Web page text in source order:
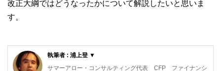
改正大綱ではどうなったかについて解説したいと思いま
す。
執筆者 : 浦上登 ▼
サマーアロー・コンサルティング代表 CFP ファイナンシ